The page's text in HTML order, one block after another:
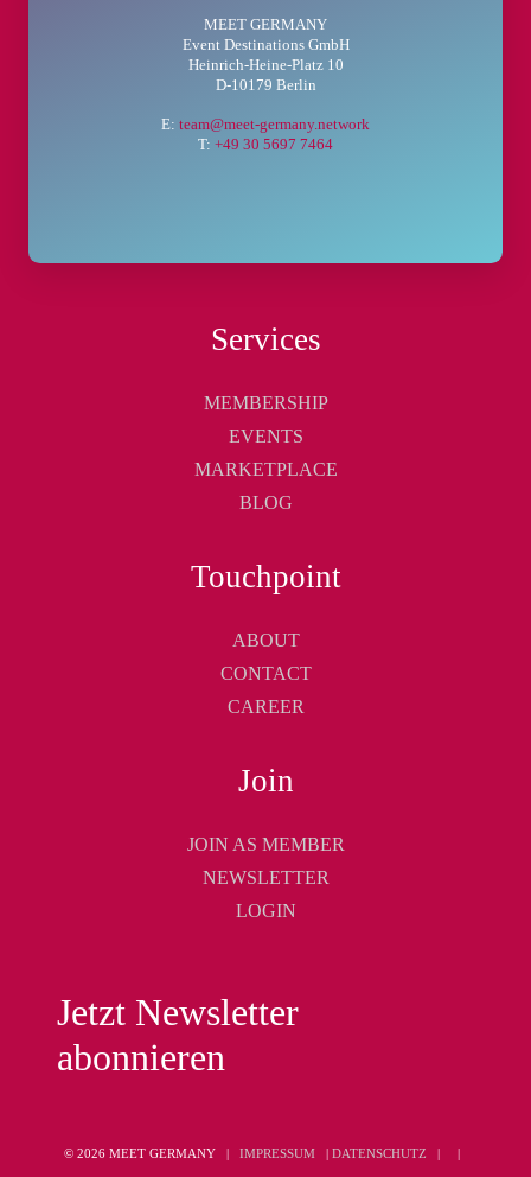
MEET GERMANY
Event Destinations GmbH
Heinrich-Heine-Platz 10
D-10179 Berlin
E: team@meet-germany.network
T: +49 30 5697 7464
Services
MEMBERSHIP
EVENTS
MARKETPLACE
BLOG
Touchpoint
ABOUT
CONTACT
CAREER
Join
JOIN AS MEMBER
NEWSLETTER
LOGIN
Jetzt Newsletter
abonnieren
© 2026 MEET GERMANY | IMPRESSUM | DATENSCHUTZ | |